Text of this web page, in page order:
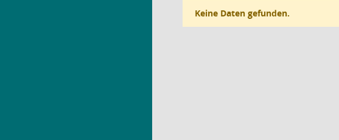
Keine Daten gefunden.